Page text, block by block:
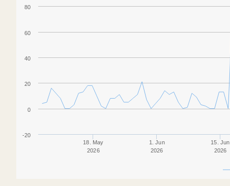
18. May
2026
1. Jun
2026
15. Jun
2026
-20
0
20
40
60
80